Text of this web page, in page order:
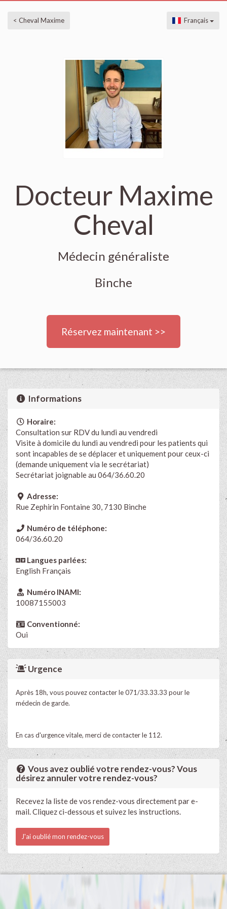
< Cheval Maxime Français
Docteur Maxime
Cheval
Médecin généraliste
Binche
Réservez maintenant >>
Informations
Horaire:
Consultation sur RDV du lundi au vendredi
Visite à domicile du lundi au vendredi pour les patients qui
sont incapables de se déplacer et uniquement pour ceux-ci
(demande uniquement via le secrétariat)
Secrétariat joignable au 064/36.60.20
Adresse:
Rue Zephirin Fontaine 30, 7130 Binche
Numéro de téléphone:
064/36.60.20
Langues parlées:
English Français
Numéro INAMI:
10087155003
Conventionné:
Oui
Urgence
Après 18h, vous pouvez contacter le 071/33.33.33 pour le
médecin de garde.
En cas d'urgence vitale, merci de contacter le 112.
Vous avez oublié votre rendez-vous? Vous
désirez annuler votre rendez-vous?
Recevez la liste de vos rendez-vous directement par e-
mail. Cliquez ci-dessous et suivez les instructions.
J'ai oublié mon rendez-vous